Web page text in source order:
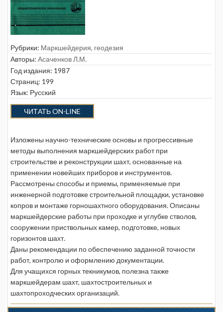
Рубрики: Маркшейдерия, геодезия
Авторы: Асаченков Л.М.
Год издания: 1987
Страниц: 199
Язык: Русский
ЧИТАТЬ ON-LINE
Изложены научно-технические основы и прогрессивные
методы выполнения маркшейдерских работ при
строительстве и реконструкции шахт, основанные на
применении новейших приборов и инструментов.
Рассмотрены способы и приемы, применяемые при
инженерной подготовке строительной площадки, установке
копров и монтаже горношахтного оборудования. Описаны
маркшейдерские работы при проходке и углубке стволов,
сооружении приствольных камер, подготовке, новых
горизонтов шахт.
Даны рекомендации по обеспечению заданной точности
работ, контролю и оформлению документации.
Для учащихся горных текникумов, полезна также
маркшейдерам шахт, шахтостроительных и
шахтопроходческих организаций.